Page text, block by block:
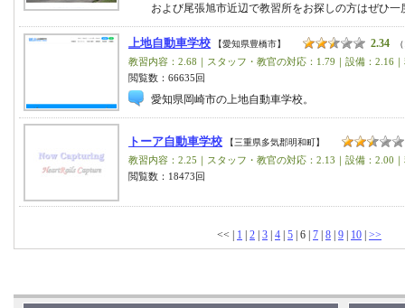
および尾張旭市近辺で教習所をお探しの方はぜひ一
上地自動車学校 【愛知県豊橋市】 2.34 （
教習内容：2.68｜スタッフ・教官の対応：1.79｜設備：2.16
閲覧数：66635回
愛知県岡崎市の上地自動車学校。
トーア自動車学校 【三重県多気郡明和町】
教習内容：2.25｜スタッフ・教官の対応：2.13｜設備：2.00
閲覧数：18473回
<< | 1 2 3 4 5 | 6 | 7 8 9 10 >>